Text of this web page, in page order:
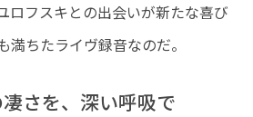
ロフスキとの出会いが新たな喜び
満ちたライヴ録音なのだ。
さを、深い呼吸で